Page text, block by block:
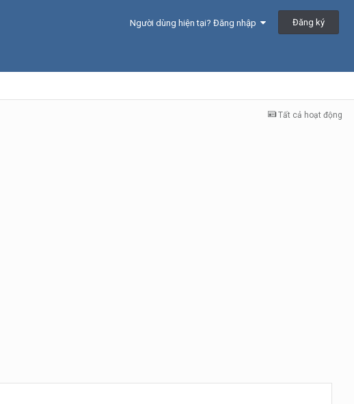
Người dùng hiện tại? Đăng nhập Đăng ký
Tất cả hoạt động